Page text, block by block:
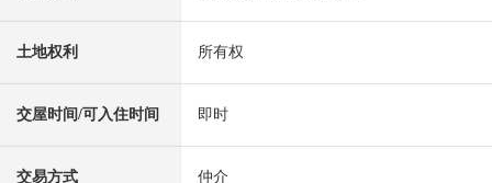
土地权利 所有权
交屋时间/可入住时间 即时
交易方式 仲介